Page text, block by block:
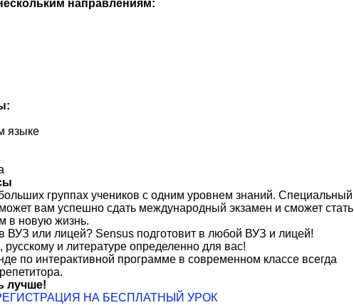
направлениям:
языке
группах учеников с одним уровнем знаний. Специальный
вам успешно сдать международный экзамен и сможет стать
в новую жизнь.
ВУЗ или лицей? Sensus подготовит в любой ВУЗ и лицей!
и литературе определенно для вас!
по интерактивной программе в современном классе всегда
лучше!
НА БЕСПЛАТНЫЙ УРОК